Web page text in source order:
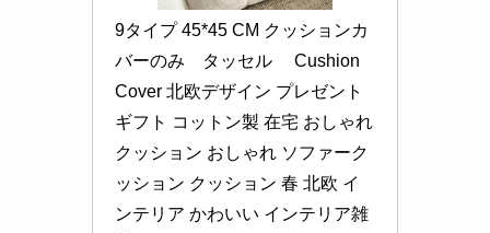
9タイプ 45*45 CM クッションカ
バーのみ　タッセル　 Cushion
Cover 北欧デザイン プレゼント
ギフト コットン製 在宅 おしゃれ
クッション おしゃれ ソファーク
ッション クッション 春 北欧 イ
ンテリア かわいい インテリア雑